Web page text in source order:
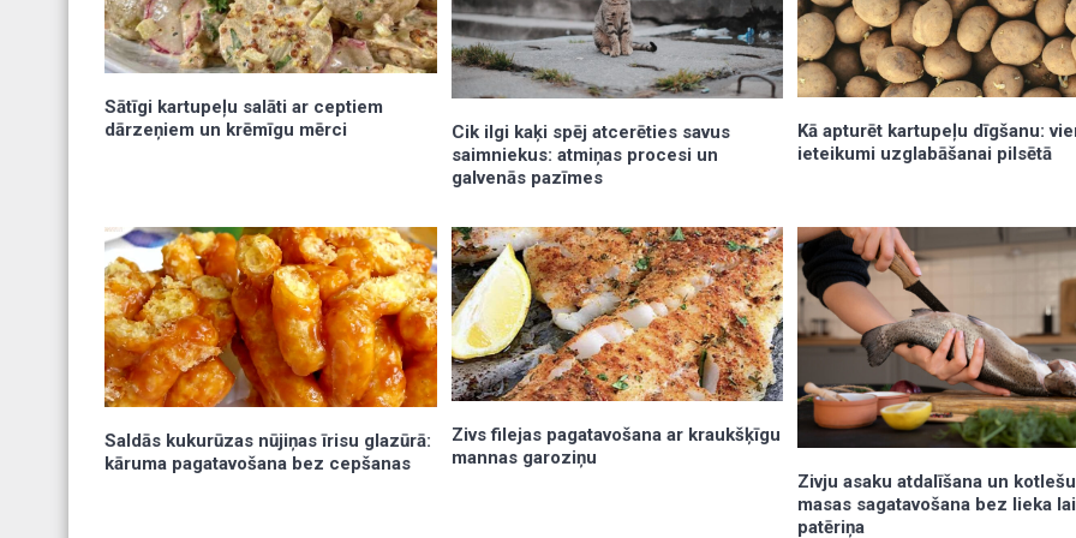
Sātīgi kartupeļu salāti ar ceptiem
dārzeņiem un krēmīgu mērci
Cik ilgi kaķi spēj atcerēties savus
saimniekus: atmiņas procesi un
galvenās pazīmes
Kā apturēt kartupeļu dīgšanu:
ieteikumi uzglabāšanai pilsētā
Saldās kukurūzas nūjiņas īrisu glazūrā:
kāruma pagatavošana bez cepšanas
Zivs filejas pagatavošana ar kraukšķīgu
mannas garoziņu
Zivju asaku atdalīšana un kotlešu
masas sagatavošana bez lieka
patēriņa